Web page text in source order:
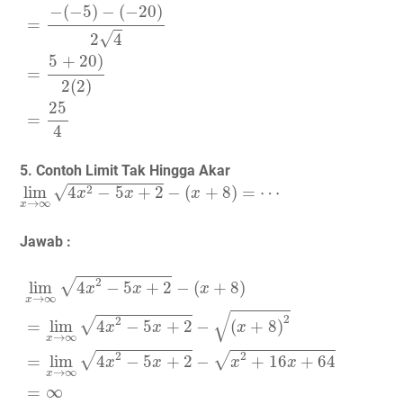
=
−(−5) − (−20)
2√4
=
5 + 20)
2(2)
=
25
4
5. Contoh Limit Tak Hingga Akar
lim
x→∞
√4x2 − 5x + 2 − (x + 8) = ⋯
limx→∞4x2−5x+2−(x+8 )=⋯
Jawab :
lim
x→∞
√4x2 − 5x + 2 − (x + 8)
= lim
x→∞
√4x2 − 5x + 2 − √(x + 8)2
= lim
x→∞
√4x2 − 5x + 2 − √x2 + 16x + 64
= ∞
∞4x2−5x+2−( lim